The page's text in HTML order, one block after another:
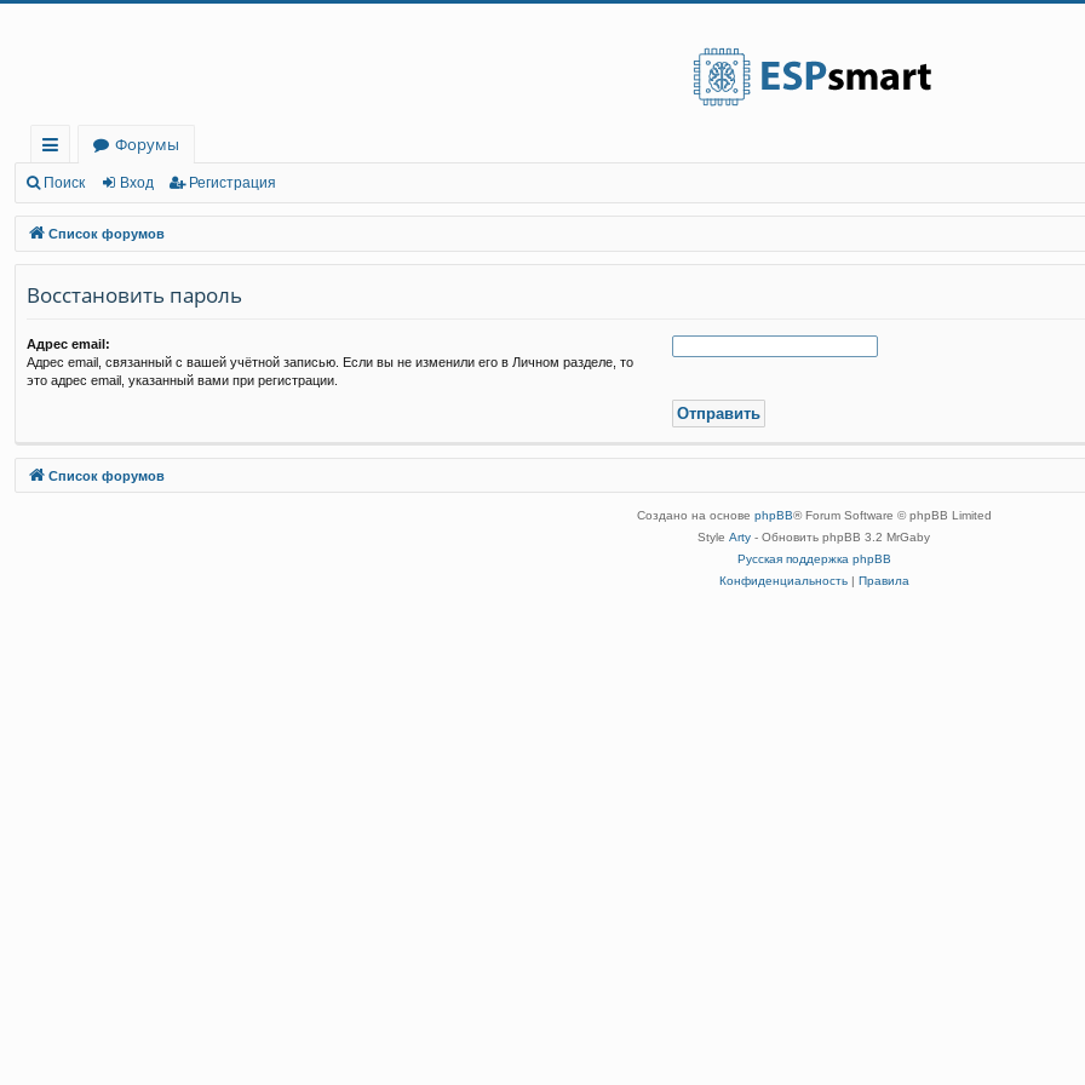
с
ы
лк
и
Форумы
Поиск Вход Регистрация
Список форумов
Восстановить пароль
Адрес email:
Адрес email, связанный с вашей учётной записью. Если вы не изменили его в Личном разделе, то
это адрес email, указанный вами при регистрации.
Список форумов
Связаться с
Создано на основе phpBB® Forum Software © phpBB Limited
Style Arty - Обновить phpBB 3.2 MrGaby
Русская поддержка phpBB
Конфиденциальность| Правила